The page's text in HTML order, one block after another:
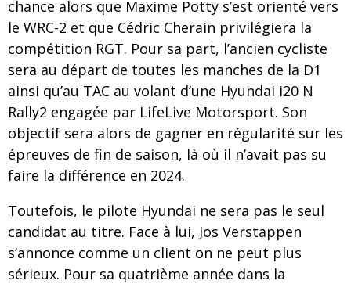
chance alors que Maxime Potty s’est orienté vers
le WRC-2 et que Cédric Cherain privilégiera la
compétition RGT. Pour sa part, l’ancien cycliste
sera au départ de toutes les manches de la D1
ainsi qu’au TAC au volant d’une Hyundai i20 N
Rally2 engagée par LifeLive Motorsport. Son
objectif sera alors de gagner en régularité sur les
épreuves de fin de saison, là où il n’avait pas su
faire la différence en 2024.
Toutefois, le pilote Hyundai ne sera pas le seul
candidat au titre. Face à lui, Jos Verstappen
s’annonce comme un client on ne peut plus
sérieux. Pour sa quatrième année dans la